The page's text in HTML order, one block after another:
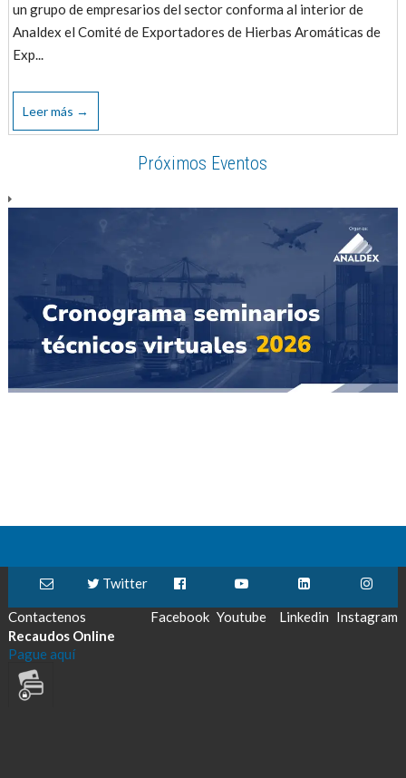
un grupo de empresarios del sector conforma al interior de
Analdex el Comité de Exportadores de Hierbas Aromáticas de
Exp...
Leer más →
Próximos Eventos
Contactenos
Twitter
Facebook Youtube Linkedin Instagram
Recaudos Online
Pague aquí